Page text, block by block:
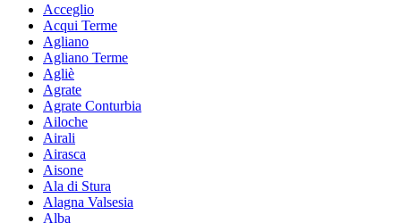
Acceglio
Acqui Terme
Agliano
Agliano Terme
Agliè
Agrate
Agrate Conturbia
Ailoche
Airali
Airasca
Aisone
Ala di Stura
Alagna Valsesia
Alba